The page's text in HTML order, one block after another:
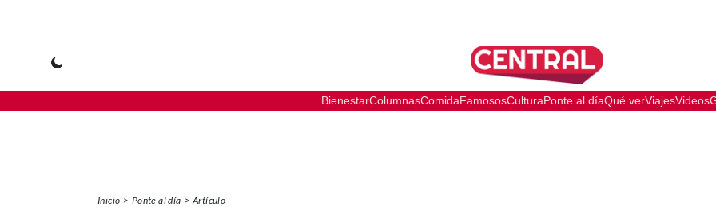
BienestarColumnasComidaFamososCulturaPonte al díaQué verViajesVideos
Inicio Ponte al día Artículo